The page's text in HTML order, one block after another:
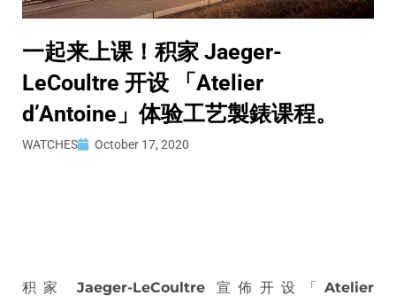
一起来上课！积家 Jaeger-
LeCoultre 开设 「Atelier
d’Antoine」体验工艺製錶课程。
WATCHES October 17, 2020
积家 Jaeger-LeCoultre 宣佈开设「Atelier